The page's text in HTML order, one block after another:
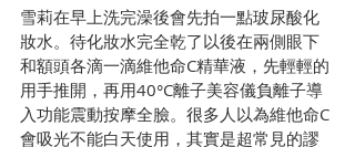
雪莉在早上洗完澡後會先拍一點玻尿酸化
妝水。待化妝水完全乾了以後在兩側眼下
和額頭各滴一滴維他命C精華液，先輕輕的
用手推開，再用40°C離子美容儀負離子導
入功能震動按摩全臉。很多人以為維他命C
會吸光不能白天使用，其實是超常見的謬